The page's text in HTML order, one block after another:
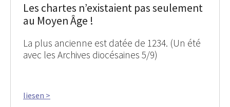
Les chartes n’existaient pas seulement
au Moyen Âge !
La plus ancienne est datée de 1234. (Un été
avec les Archives diocésaines 5/9)
liesen >